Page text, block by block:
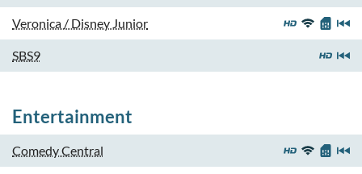
Veronica / Disney Junior
SBS9
Entertainment
Comedy Central